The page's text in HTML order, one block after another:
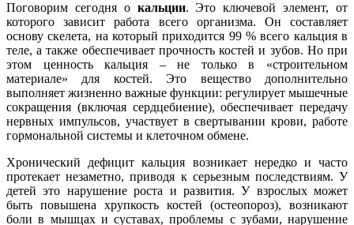
Поговорим сегодня о кальции. Это ключевой элемент, от
которого зависит работа всего организма. Он составляет
основу скелета, на который приходится 99 % всего кальция в
теле, а также обеспечивает прочность костей и зубов. Но при
этом ценность кальция – не только в «строительном
материале» для костей. Это вещество дополнительно
выполняет жизненно важные функции: регулирует мышечные
сокращения (включая сердцебиение), обеспечивает передачу
нервных импульсов, участвует в свертывании крови, работе
гормональной системы и клеточном обмене.
Хронический дефицит кальция возникает нередко и часто
протекает незаметно, приводя к серьезным последствиям. У
детей это нарушение роста и развития. У взрослых может
быть повышена хрупкость костей (остеопороз), возникают
боли в мышцах и суставах, проблемы с зубами, нарушение